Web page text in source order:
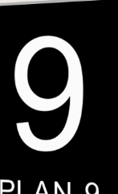
Till kassan